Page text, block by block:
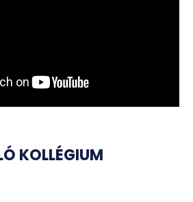
KOLLÉGIUM